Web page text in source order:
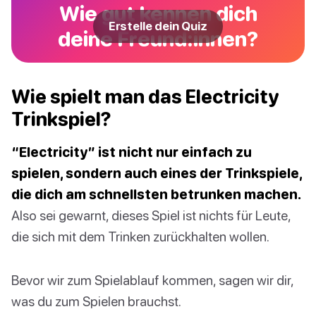
Wie gut kennen dich
deine Freund:innen?
Erstelle dein Quiz
Wie spielt man das Electricity
Trinkspiel?
“Electricity” ist nicht nur einfach zu
spielen, sondern auch eines der Trinkspiele,
die dich am schnellsten betrunken machen.
Also sei gewarnt, dieses Spiel ist nichts für Leute,
die sich mit dem Trinken zurückhalten wollen.
Bevor wir zum Spielablauf kommen, sagen wir dir,
was du zum Spielen brauchst.